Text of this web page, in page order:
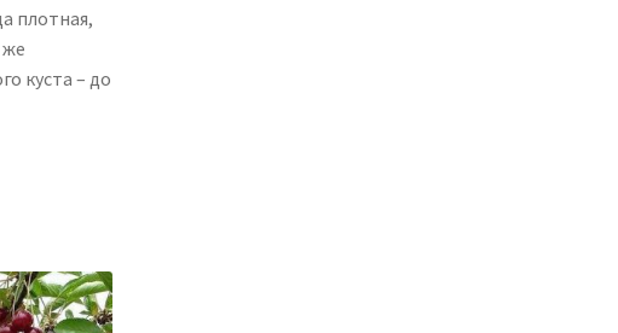
плотная,
куста – до